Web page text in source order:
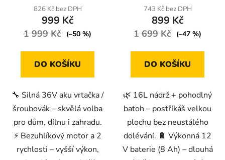
produktu
je
4,7
5
826 Kč bez DPH
999 Kč
1 999 Kč (–50 %)
DO KOŠÍKU
🔧 Silná 36V aku vrtačka /
šroubovák – skvělá volba
pro dům, dílnu i zahradu.
⚡ Bezuhlíkový motor a 2
rychlosti – vyšší výkon,
produktu
je
4,8
5
743 Kč bez DPH
899 Kč
1 699 Kč (–47 %)
DO KOŠÍKU
🌿 16L nádrž + pohodlný
batoh – postříkáš velkou
plochu bez neustálého
dolévání. 🔋 Výkonná 12
V baterie (8 Ah) – dlouhá